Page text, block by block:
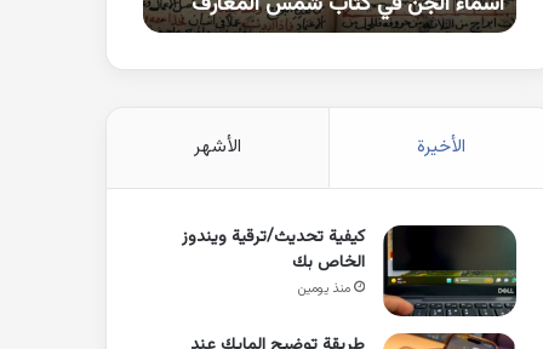
الأخيرة الأشهر
كيفية تحديث/ترقية ويندوز
الخاص بك
منذ يومين